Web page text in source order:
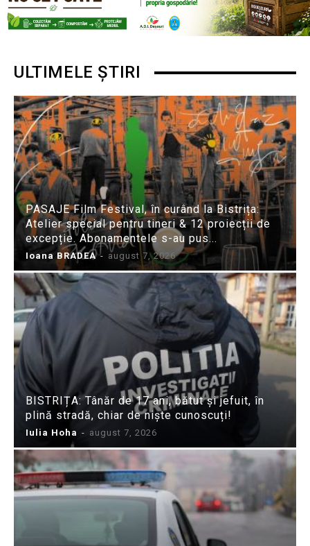
ULTIMELE ȘTIRI
PASAJE Film Festival, în curând la Bistrița:
Atelier special pentru tineri & 12 proiecții de
excepție. Abonamentele s-au pus...
Ioana BRADEA - august 7, 2026
BISTRIȚA: Tânăr de 17 ani, bătut și jefuit, în
plină stradă, chiar de niște cunoscuți!
Iulia Hoha - august 7, 2026